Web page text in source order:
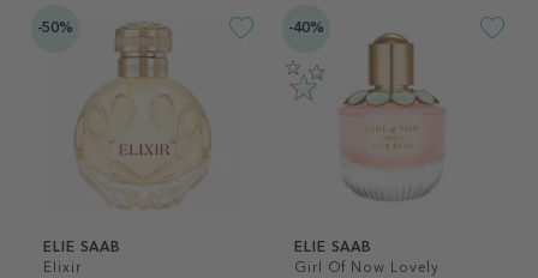
-50%
ELIE SAAB
Elixir
-40%
ELIE SAAB
Girl Of Now Lovely